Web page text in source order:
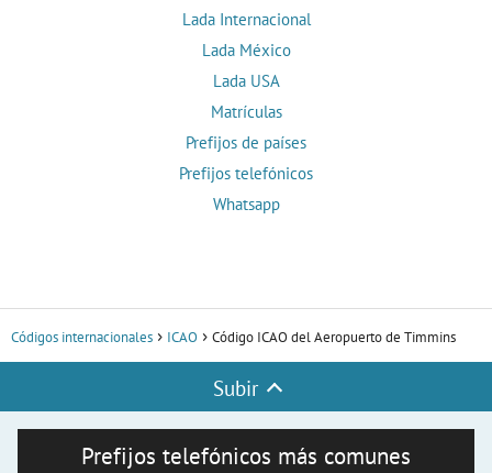
Lada Internacional
Lada México
Lada USA
Matrículas
Prefijos de países
Prefijos telefónicos
Whatsapp
Códigos internacionales ICAO Código ICAO del Aeropuerto de Timmins
Subir
Prefijos telefónicos más comunes